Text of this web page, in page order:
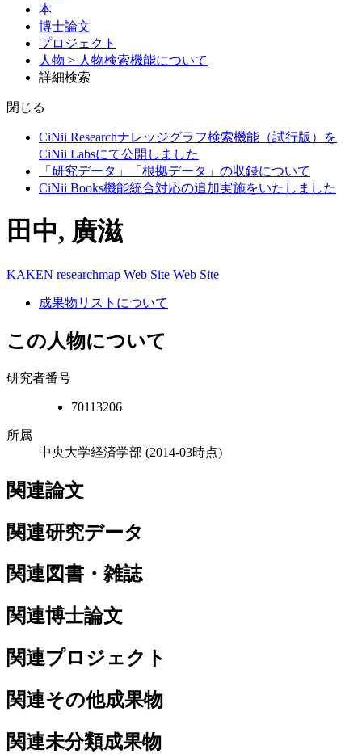
本
博士論文
プロジェクト
人物 > 人物検索機能について
詳細検索
閉じる
CiNii Researchナレッジグラフ検索機能（試行版）を
CiNii Labsにて公開しました
「研究データ」「根拠データ」の収録について
CiNii Books機能統合対応の追加実施をいたしました
田中, 廣滋
KAKEN researchmap Web Site Web Site
成果物リストについて
この人物について
研究者番号
70113206
所属
中央大学経済学部 (2014-03時点)
関連論文
関連研究データ
関連図書・雑誌
関連博士論文
関連プロジェクト
関連その他成果物
関連未分類成果物